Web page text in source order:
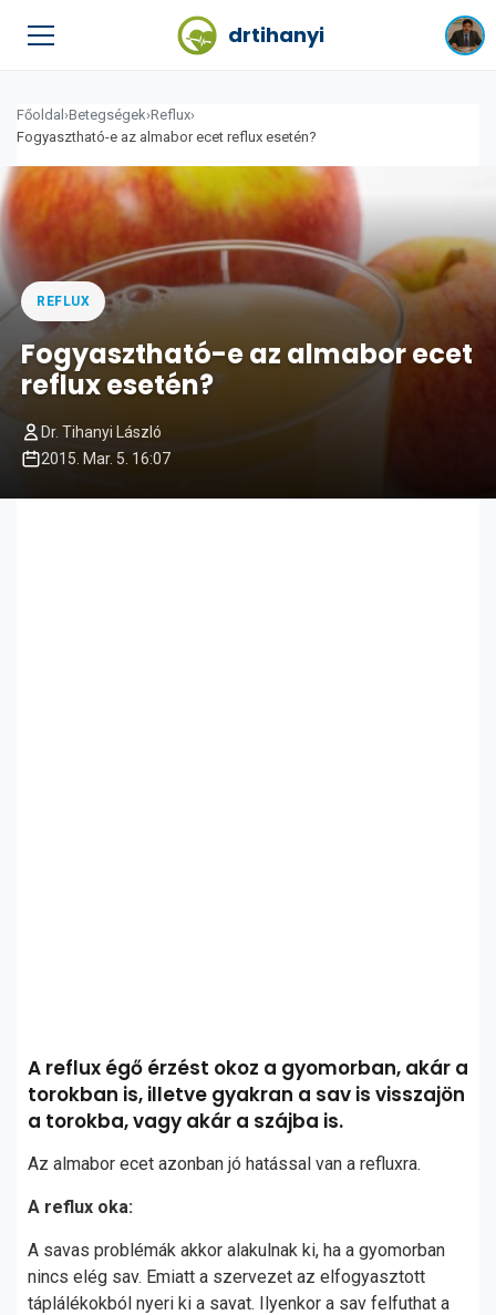
drtihanyi
Főoldal ›Betegségek›Reflux›
Fogyasztható-e az almabor ecet reflux esetén?
REFLUX
Fogyasztható-e az almabor ecet
reflux esetén?
Dr. Tihanyi László
2015. Mar. 5. 16:07
A reflux égő érzést okoz a gyomorban, akár a
torokban is, illetve gyakran a sav is visszajön
a torokba, vagy akár a szájba is.
Az almabor ecet azonban jó hatással van a refluxra.
A reflux oka:
A savas problémák akkor alakulnak ki, ha a gyomorban
nincs elég sav. Emiatt a szervezet az elfogyasztott
táplálékokból nyeri ki a savat. Ilyenkor a sav felfuthat a